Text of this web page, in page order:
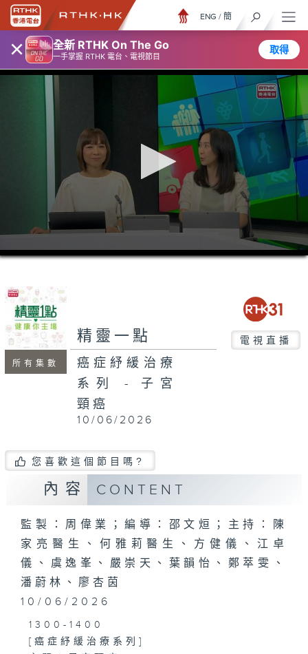
× 全新 RTHK On The Go
一手掌握 RTHK 電台、電視節目
取得
ENG / 簡
0
seconds
minutes,
37
seconds
所有集數
精靈一點 電視直播
癌症紓緩治療
系列 - 子宮
頸癌
10/06/2026
您喜歡這個節目嗎?
內容 CONTENT
監製：周偉業；編導：邵文烜；主持：陳
家亮醫生、何雅莉醫生、方健儀、江卓
儀、虞逸峯、嚴崇天、葉韻怡、鄭萃雯、
潘蔚林、廖杏茵
10/06/2026
1300-1400
[癌症紓緩治療系列]